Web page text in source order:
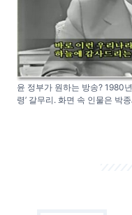
윤 정부가 원하는 방송? 1980
령’ 갈무리. 화면 속 인물은 박